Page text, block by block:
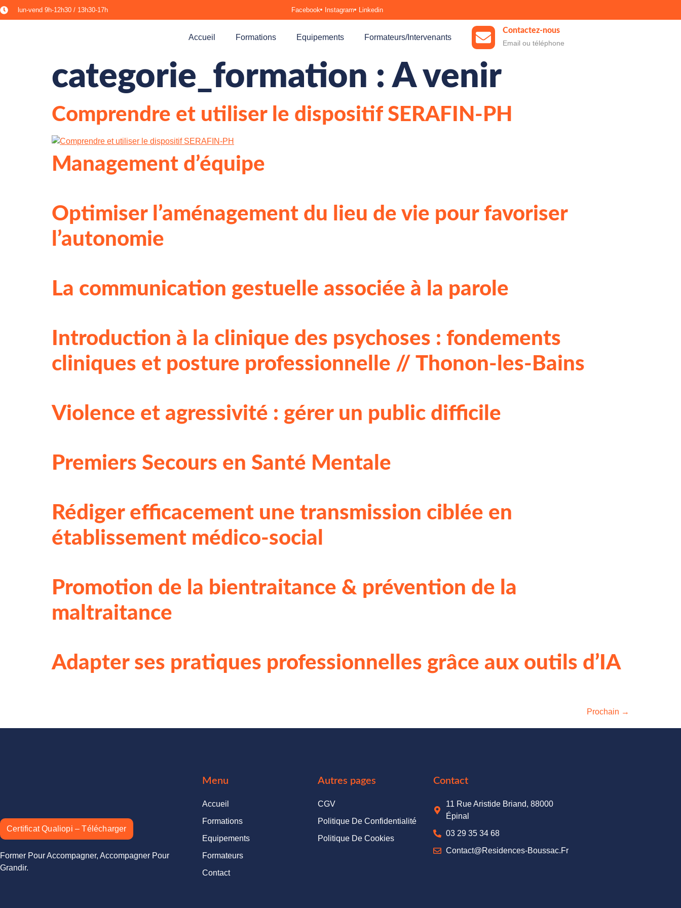
lun-vend 9h-12h30 / 13h30-17h​ Facebook Instagram Linkedin
Accueil Formations Equipements Formateurs/Intervenants
Contactez-nous
Email ou téléphone
categorie_formation :A venir
Comprendre et utiliser le dispositif SERAFIN-PH
Management d’équipe
Optimiser l’aménagement du lieu de vie pour favoriser
l’autonomie
La communication gestuelle associée à la parole
Introduction à la clinique des psychoses : fondements
cliniques et posture professionnelle // Thonon-les-Bains
Violence et agressivité : gérer un public difficile
Premiers Secours en Santé Mentale
Rédiger efficacement une transmission ciblée en
établissement médico-social
Promotion de la bientraitance & prévention de la
maltraitance
Adapter ses pratiques professionnelles grâce aux outils d’IA
Prochain →
Certificat Qualiopi – Télécharger
Former Pour Accompagner, Accompagner Pour
Grandir.
Menu
Accueil
Formations
Equipements
Formateurs
Contact
Autres pages
CGV
Politique De Confidentialité
Politique De Cookies
Contact
11 Rue Aristide Briand, 88000
Épinal
03 29 35 34 68
Contact@residences-Boussac.fr